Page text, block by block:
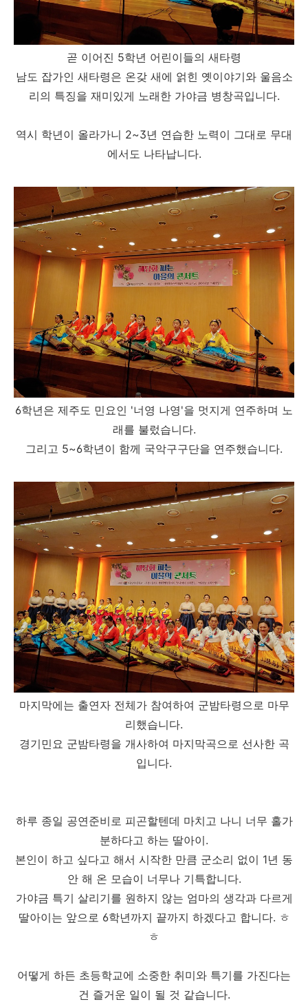
곧 이어진 5학년 어린이들의 새타령
남도 잡가인 새타령은 온갖 새에 얽힌 옛이야기와 울음소
리의 특징을 재미있게 노래한 가야금 병창곡입니다.
역시 학년이 올라가니 2~3년 연습한 노력이 그대로 무대
에서도 나타납니다.
6학년은 제주도 민요인 '너영 나영'을 멋지게 연주하며 노
래를 불렀습니다.
그리고 5~6학년이 함께 국악구구단을 연주했습니다.
마지막에는 출연자 전체가 참여하여 군밤타령으로 마무
리했습니다.
경기민요 군밤타령을 개사하여 마지막곡으로 선사한 곡
입니다.
하루 종일 공연준비로 피곤할텐데 마치고 나니 너무 홀가
분하다고 하는 딸아이.
본인이 하고 싶다고 해서 시작한 만큼 군소리 없이 1년 동
안 해 온 모습이 너무나 기특합니다.
가야금 특기 살리기를 원하지 않는 엄마의 생각과 다르게
딸아이는 앞으로 6학년까지 끝까지 하겠다고 합니다. ㅎ
ㅎ
어떻게 하든 초등학교에 소중한 취미와 특기를 가진다는
건 즐거운 일이 될 것 같습니다.